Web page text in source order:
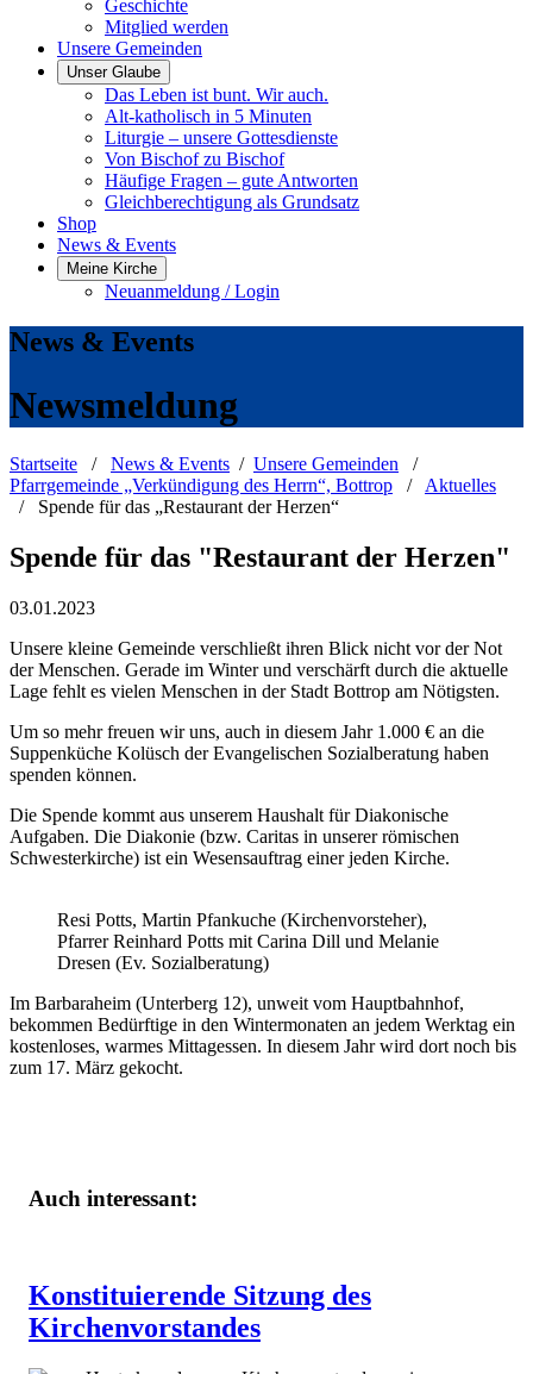
Geschichte
Mitglied werden
Unsere Gemeinden
Unser Glaube
Das Leben ist bunt. Wir auch.
Alt-katholisch in 5 Minuten
Liturgie – unsere Gottesdienste
Von Bischof zu Bischof
Häufige Fragen – gute Antworten
Gleichberechtigung als Grundsatz
Shop
News & Events
Meine Kirche
Neuanmeldung / Login
News & Events
Newsmeldung
Startseite / News & Events / Unsere Gemeinden /
Pfarrgemeinde „Verkündigung des Herrn“, Bottrop / Aktuelles
/ Spende für das „Restaurant der Herzen“
Spende für das "Restaurant der Herzen"
03.01.2023
Unsere kleine Gemeinde verschließt ihren Blick nicht vor der Not
der Menschen. Gerade im Winter und verschärft durch die aktuelle
Lage fehlt es vielen Menschen in der Stadt Bottrop am Nötigsten.
Um so mehr freuen wir uns, auch in diesem Jahr 1.000 € an die
Suppenküche Kolüsch der Evangelischen Sozialberatung haben
spenden können.
Die Spende kommt aus unserem Haushalt für Diakonische
Aufgaben. Die Diakonie (bzw. Caritas in unserer römischen
Schwesterkirche) ist ein Wesensauftrag einer jeden Kirche.
Resi Potts, Martin Pfankuche (Kirchenvorsteher),
Pfarrer Reinhard Potts mit Carina Dill und Melanie
Dresen (Ev. Sozialberatung)
Im Barbaraheim (Unterberg 12), unweit vom Hauptbahnhof,
bekommen Bedürftige in den Wintermonaten an jedem Werktag ein
kostenloses, warmes Mittagessen. In diesem Jahr wird dort noch bis
zum 17. März gekocht.
Auch interessant:
Konstituierende Sitzung des
Kirchenvorstandes